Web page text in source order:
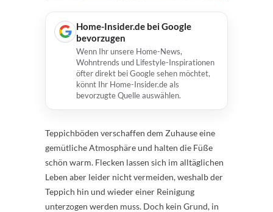
Home-Insider.de bei Google
bevorzugen
Wenn Ihr unsere Home-News,
Wohntrends und Lifestyle-Inspirationen
öfter direkt bei Google sehen möchtet,
könnt Ihr Home-Insider.de als
bevorzugte Quelle auswählen.
Teppichböden verschaffen dem Zuhause eine
gemütliche Atmosphäre und halten die Füße
schön warm. Flecken lassen sich im alltäglichen
Leben aber leider nicht vermeiden, weshalb der
Teppich hin und wieder einer Reinigung
unterzogen werden muss. Doch kein Grund, in